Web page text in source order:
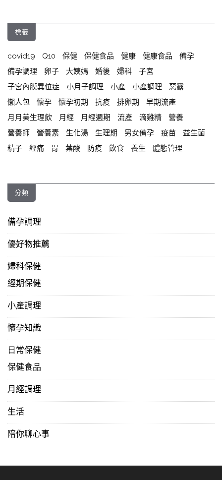
標籤
covid19 Q10 保健 保健食品 健康 健康食品
備孕
備孕調理
卵子 大姨媽 婚後 婦科
子宮
子宮內膜異位症
小月子調理 小產 小產調理
惡露
懶人包
懷孕 懷孕初期 抗疫 排卵期
早期流產
月月美生理飲
月經 月經週期 流產 滴雞精
營養
營養師
營養素 生化湯 生理期 男女備孕 疫苗
益生菌
精子
經痛 胃 葉酸 防疫 飲食 養生 體態管理
分類
備孕調理
優好物推薦
婦科保健
經期保健
小產調理
懷孕知識
日常保健
保健食品
月經調理
生活
陪你聊心事